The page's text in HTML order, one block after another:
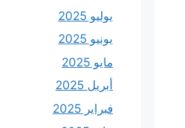
يوليو 2025
يونيو 2025
مايو 2025
أبريل 2025
فبراير 2025